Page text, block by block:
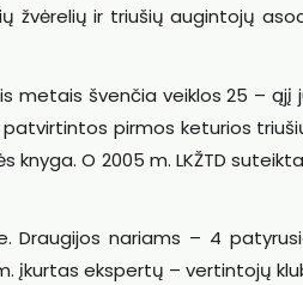
žvėrelių ir triušių augintojų
metais švenčia veiklos 25 – ąjį
pirmos keturios
O 2005 m. LKŽTD
Draugijos nariams – 4
įkurtas ekspertų – vertintojų